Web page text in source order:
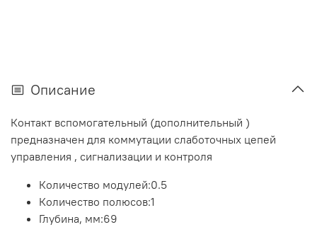
Описание
Контакт вспомогательный (дополнительный )
предназначен для коммутации слаботочных цепей
управления , сигнализации и контроля
Количество модулей:0.5
Количество полюсов:1
Глубина, мм:69